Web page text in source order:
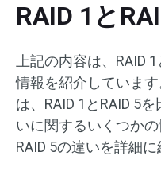
RAID 1と
上記の内容は、RAID
情報を紹介していま
は、RAID 1とRAID 5
いに関するいくつか
RAID 5の違いを詳細に